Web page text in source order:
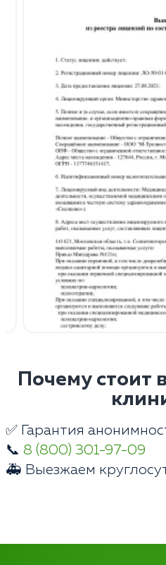
Почему стоит
✅ Гарантия
📞 8 (800) 301-97-09
🚑 Выезжаем